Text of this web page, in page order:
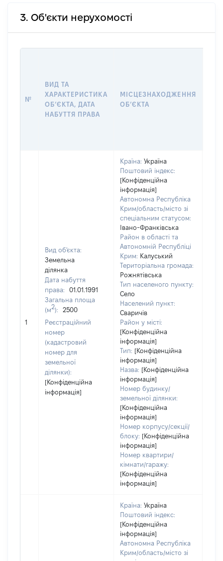
3. Об'єкти нерухомості
№
ВИД ТА
ХАРАКТЕРИСТИКА
ОБʼЄКТА, ДАТА
НАБУТТЯ ПРАВА
МІСЦЕЗНАХОДЖЕННЯ
ОБʼЄКТА
1
Вид об'єкта:
Земельна
ділянка
Дата набуття
права:
01.01.1991
Загальна площа
(м2):
2500
Реєстраційний
номер
(кадастровий
номер для
земельної
ділянки):
[Конфіденційна
інформація]
Країна: Україна
Поштовий індекс:
[Конфіденційна
інформація]
Автономна Республіка
Крим/область/місто зі
спеціальним статусом:
Івано-Франківська
Район в області та
Автономній Республіці
Крим: Калуський
Територіальна громада:
Рожнятівська
Тип населеного пункту:
Село
Населений пункт:
Сваричів
Район у місті:
[Конфіденційна
інформація]
Тип: [Конфіденційна
інформація]
Назва: [Конфіденційна
інформація]
Номер будинку/
земельної ділянки:
[Конфіденційна
інформація]
Номер корпусу/секції/
блоку: [Конфіденційна
інформація]
Номер квартири/
кімнати/гаражу:
[Конфіденційна
інформація]
Країна: Україна
Поштовий індекс:
[Конфіденційна
інформація]
Автономна Республіка
Крим/область/місто зі